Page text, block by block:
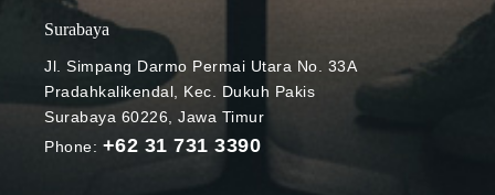
buatan (AI)
tanpa disadari
telah
mengubah
cara
menggunakan
Surabaya
Jl. Simpang Darmo Permai Utara No. 33A
Pradahkalikendal, Kec. Dukuh Pakis
Surabaya 60226, Jawa Timur
Phone: +62 31 731 3390